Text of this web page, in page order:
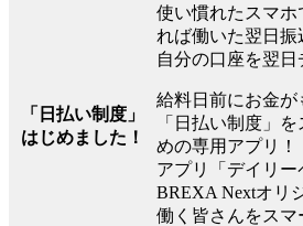
「日払い制度」
はじめました！
使い慣れたスマ
れば働いた翌日振
自分の口座を翌日
給料日前にお金が
「日払い制度」
めの専用アプリ！
アプリ「デイリ
BREXA Nextオリ
働く皆さんをス